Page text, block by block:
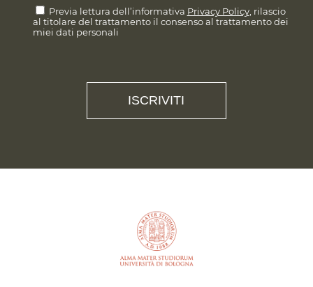
Previa lettura dell’informativa Privacy Policy, rilascio
al titolare del trattamento il consenso al trattamento dei
miei dati personali